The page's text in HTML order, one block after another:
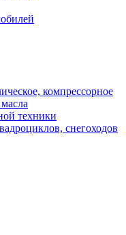
компрессорное
техники
снегоходов